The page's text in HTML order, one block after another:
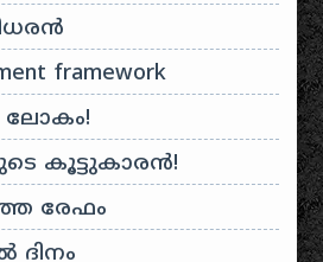
framework
കൂട്ടുകാരൻ!
രേഫം